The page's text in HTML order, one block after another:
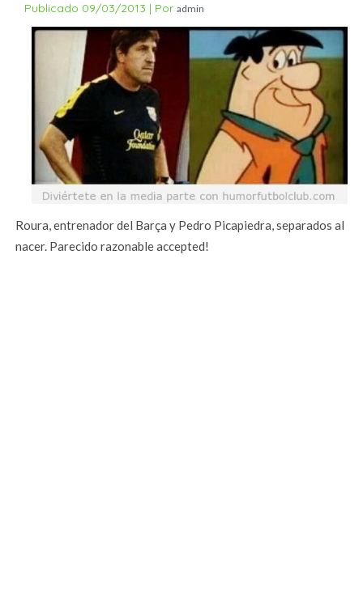
Publicado 09/03/2013 | Por admin
Roura, entrenador del Barça y Pedro Picapiedra, separados al
nacer. Parecido razonable accepted!